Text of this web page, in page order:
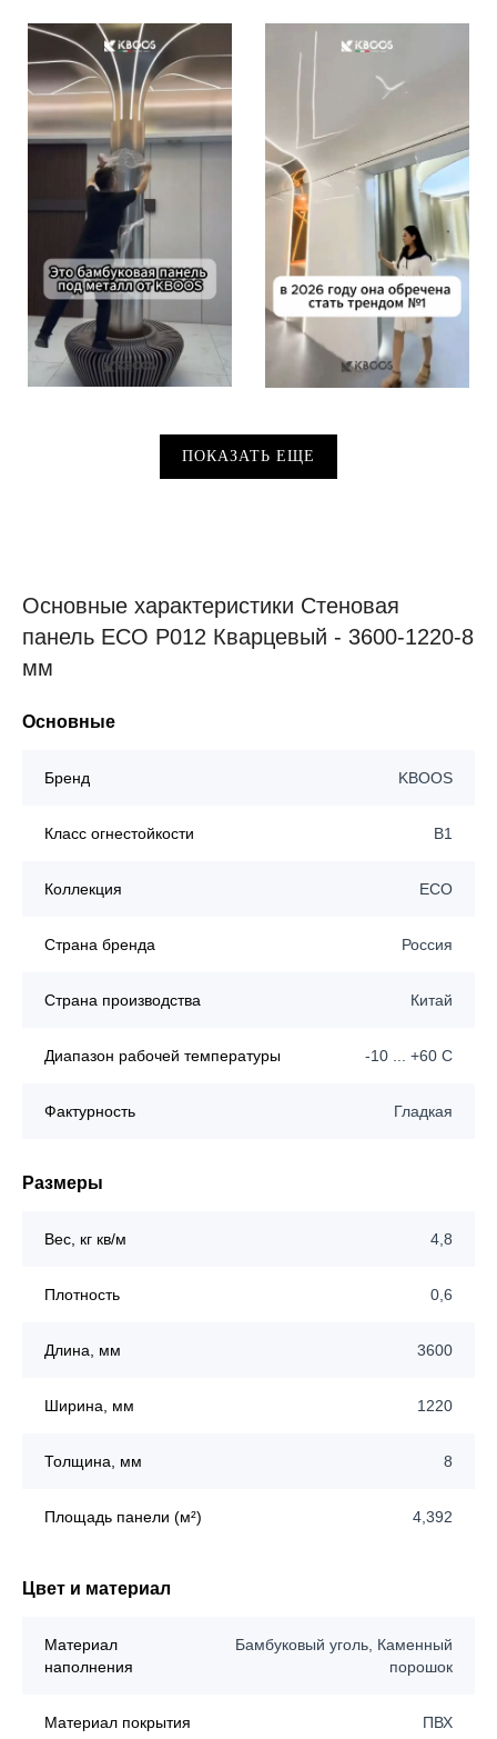
ПОКАЗАТЬ ЕЩЕ
Основные характеристики Стеновая
панель ECO P012 Кварцевый - 3600-1220-8
мм
Основные
Бренд KBOOS
Класс огнестойкости B1
Коллекция ECO
Страна бренда Россия
Страна производства Китай
Диапазон рабочей температуры -10 ... +60 C
Фактурность Гладкая
Размеры
Вес, кг кв/м 4,8
Плотность 0,6
Длина, мм 3600
Ширина, мм 1220
Толщина, мм 8
Площадь панели (м²) 4,392
Цвет и материал
Материал
наполнения
Бамбуковый уголь, Каменный
порошок
Материал покрытия ПВХ